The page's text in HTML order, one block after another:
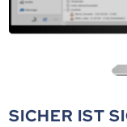
SICHER IST